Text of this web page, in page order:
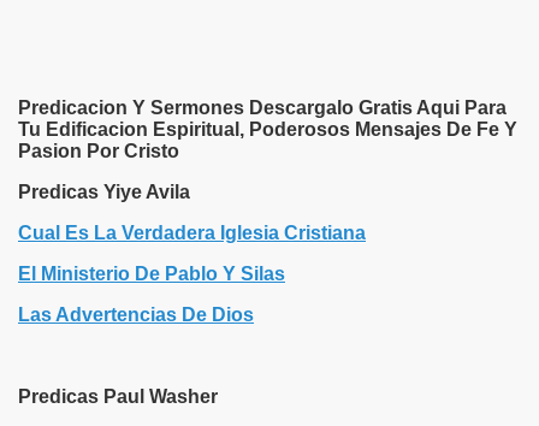
Predicacion Y Sermones Descargalo Gratis Aqui Para
Tu Edificacion Espiritual, Poderosos Mensajes De Fe Y
Pasion Por Cristo
Predicas Yiye Avila
Cual Es La Verdadera Iglesia Cristiana
El Ministerio De Pablo Y Silas
Las Advertencias De Dios
Predicas Paul Washer